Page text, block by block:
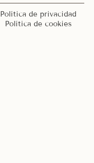
Política de privacidad
Política de cookies